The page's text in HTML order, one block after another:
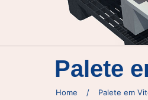
Palete
Home / Palete em